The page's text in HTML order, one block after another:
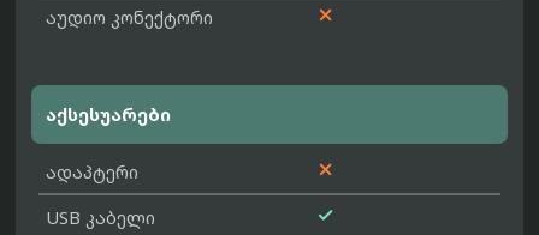
აუდიო კონექტორი

აქსესუარები
ადაპტერი 
USB კაბელი 